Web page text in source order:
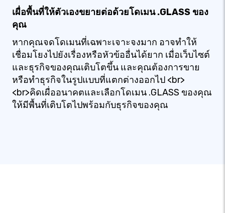
เผื่อพื้นที่ให้ตัวเองขยายต่อด้วยโดเมน .GLASS ของ
คุณ
หากคุณจดโดเมนที่เฉพาะเจาะจงมาก อาจทำให้
เชื่อมโยงไปยังเรื่องหรือหัวข้ออื่นได้ยาก เมื่อเว็บไซต์
และธุรกิจของคุณเติบโตขึ้น และคุณต้องการขาย
หรือทำธุรกิจในรูปแบบที่แตกต่างออกไป <br>
<br>คิดเผื่ออนาคตและเลือกโดเมน .GLASS ของคุณ
ให้มีพื้นที่เติบโตไปพร้อมกับธุรกิจของคุณ